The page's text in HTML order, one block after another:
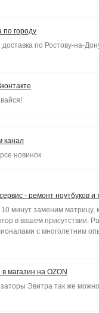
по городу
по Ростову-на-
канал
новинок
- ремонт ноутбуков
10 минут заменим матрицу,
в вашем присутствии.
с многолетним
магазин на OZON
Эвитра так же можно